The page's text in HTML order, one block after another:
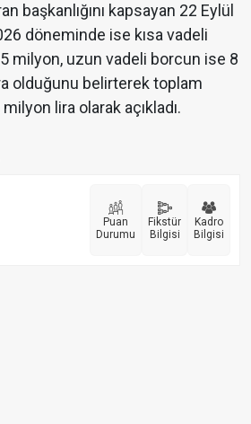
başkanlığını kapsayan 22 Eylül
döneminde ise kısa vadeli
milyon, uzun vadeli borcun ise 8
olduğunu belirterek toplam
lira olarak açıkladı.
Puan
Durumu
Fikstür
Bilgisi
Kadro
Bilgisi